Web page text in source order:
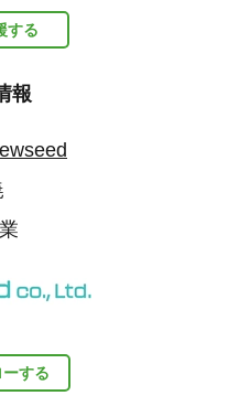
する
報
する